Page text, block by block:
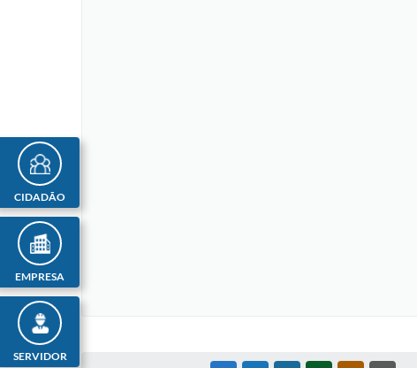
CIDADÃO
EMPRESA
SERVIDOR